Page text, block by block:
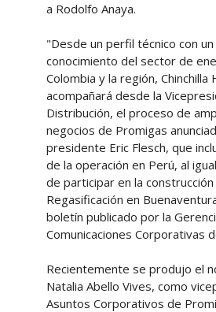
a Rodolfo Anaya.
"Desde un perfil técnico con
conocimiento del sector de
Colombia y la región, Chinchilla
acompañará desde la
Distribución, el proceso de
negocios de Promigas
presidente Eric Flesch, que
de la operación en Perú, al
de participar en la
Regasificación en
boletín publicado por la
Comunicaciones Corporativas
Recientemente se produjo el
Natalia Abello Vives, como
Asuntos Corporativos de